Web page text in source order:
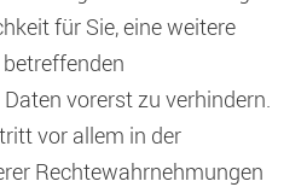
für Sie, eine weitere
vorerst zu verhindern.
vor allem in der
Rechtewahrnehmungen